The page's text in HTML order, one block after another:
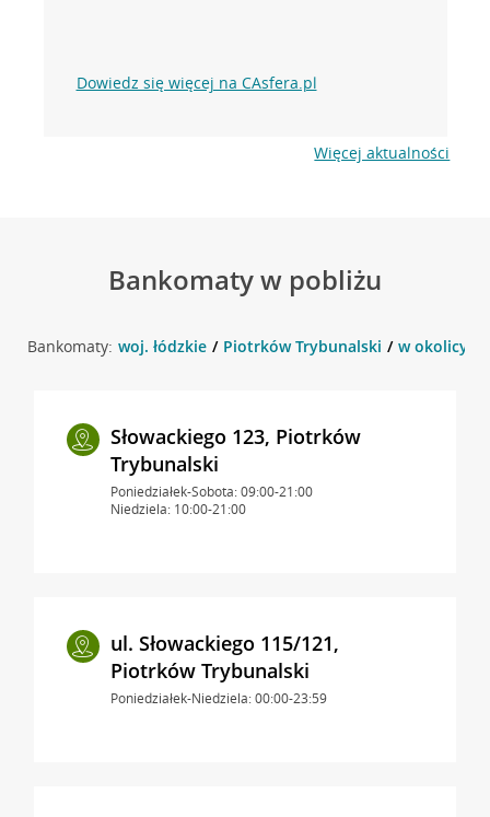
Dowiedz się więcej na CAsfera.pl
Więcej aktualności
Bankomaty w pobliżu
Bankomaty: woj. łódzkie Piotrków Trybunalski w okolicy
Słowackiego 123, Piotrków
Trybunalski
Poniedziałek-Sobota: 09:00-21:00
Niedziela: 10:00-21:00
ul. Słowackiego 115/121,
Piotrków Trybunalski
Poniedziałek-Niedziela: 00:00-23:59